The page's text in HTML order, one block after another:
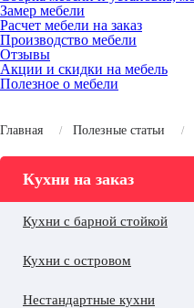
Замер мебели
Расчет мебели на заказ
Производство мебели
Отзывы
Акции и скидки на мебель
Полезное о мебели
Главная Полезные статьи
Кухни на заказ
Кухни с барной стойкой
Кухни с островом
Нестандартные кухни